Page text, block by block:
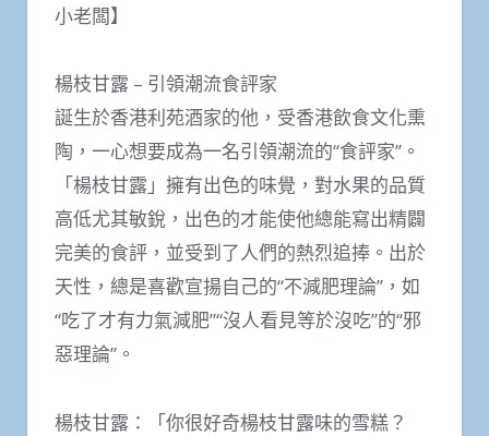
小老闆】
楊枝甘露 – 引領潮流食評家
誕生於香港利苑酒家的他，受香港飲食文化熏
陶，一心想要成為一名引領潮流的“食評家”。
「楊枝甘露」擁有出色的味覺，對水果的品質
高低尤其敏銳，出色的才能使他總能寫出精闢
完美的食評，並受到了人們的熱烈追捧。出於
天性，總是喜歡宣揚自己的“不減肥理論”，如
“吃了才有力氣減肥”“沒人看見等於沒吃”的“邪
惡理論”。
楊枝甘露：「你很好奇楊枝甘露味的雪糕？